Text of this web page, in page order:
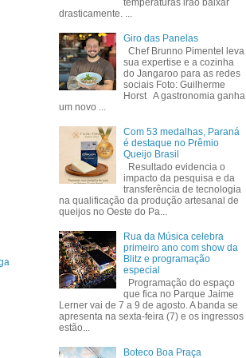
temperaturas irão baixar
drasticamente. ...
Giro das Panelas
Chef Brunno Pimentel leva
sua expertise e a cozinha
do Jangaroo para as redes
sociais Foto: Guilherme
Horst A gastronomia ganha
um novo ...
Com 53 medalhas, Paraná
é destaque no Prêmio
Queijo Brasil
Resultado evidencia o
impacto da pesquisa e da
transferência de tecnologia
na qualificação da produção artesanal de
queijos no Oeste do Pa...
Rua da Música celebra
primeiro ano com show da
Blitz e programação
especial
Programação do espaço
que fica no Parque Jaime
Lerner vai de 7 a 9 de agosto. A banda se
apresenta na sexta-feira (7) e os ingressos
estão...
Boteco Boa Praça